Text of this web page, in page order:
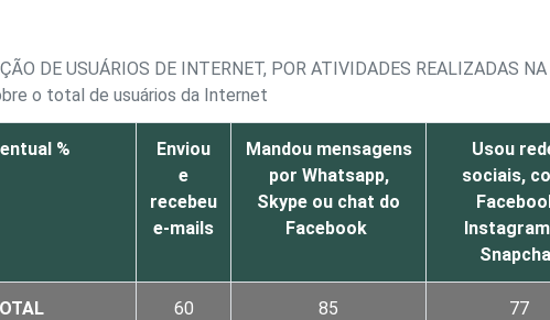
DE USUÁRIOS DE INTERNET, POR ATIVIDADES REALIZADAS
o total de usuários da Internet
%
Enviou
e
recebeu
e-mails
Mandou mensagens
por Whatsapp,
Skype ou chat do
Facebook
Usou
sociais,
60 85 77